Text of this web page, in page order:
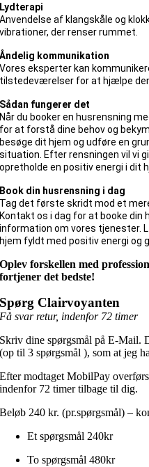
Lydterapi
Anvendelse af klangskåle og
vibrationer, der renser rummet.
Åndelig kommunikation
Vores eksperter kan
tilstedeværelser for at hjælpe
Sådan fungerer det
Når du booker en husrensning
for at forstå dine behov og
besøge dit hjem og udføre en
situation. Efter rensningen vil vi
opretholde en positiv energi i dit
Book din husrensning i dag
Tag det første skridt mod et
Kontakt os i dag for at booke din
information om vores tjenester.
hjem fyldt med positiv energi og
Oplev forskellen med
fortjener det bedste!
Spørg Clairvoyanten
Få svar retur, indenfor 72 timer
Skriv dine spørgsmål på E-Mail.
(op til 3 spørgsmål ), som at jeg
Efter modtaget MobilPay
indenfor 72 timer tilbage til dig.
Beløb 240 kr. (pr.spørgsmål) –
Et spørgsmål 240kr
To spørgsmål 480kr